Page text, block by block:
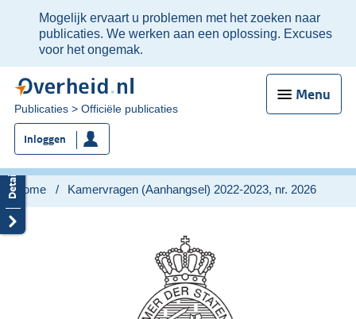
Ter
informatie:
Mogelijk ervaart u problemen met het zoeken naar
publicaties. We werken aan een oplossing. Excuses
voor het ongemak.
Menu
U
bent
nu
hier:
Publicaties Officiële publicaties
Inloggen
Home Kamervragen (Aanhangsel) 2022-2023, nr. 2026